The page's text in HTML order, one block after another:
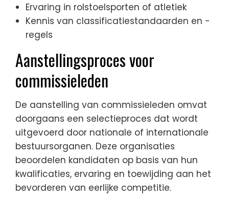
Ervaring in rolstoelsporten of atletiek
Kennis van classificatiestandaarden en -
regels
Aanstellingsproces voor
commissieleden
De aanstelling van commissieleden omvat
doorgaans een selectieproces dat wordt
uitgevoerd door nationale of internationale
bestuursorganen. Deze organisaties
beoordelen kandidaten op basis van hun
kwalificaties, ervaring en toewijding aan het
bevorderen van eerlijke competitie.